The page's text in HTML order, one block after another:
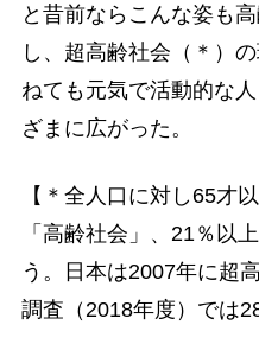
と昔前ならこんな姿も
し、超高齢社会（＊）
ねても元気で活動的な
ざまに広がった。
【＊全人口に対し65才
「高齢社会」、21％以
う。日本は2007年に超
調査（2018年度）では